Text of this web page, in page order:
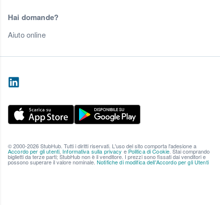
Hai domande?
Aiuto online
© 2000-2026 StubHub. Tutti i diritti riservati. L'uso del sito comporta l'adesione a
Accordo per gli utenti Informativa sulla privacy e Politica di Cookie . Stai comprando
biglietti da terze parti; StubHub non è il venditore. I prezzi sono fissati dai venditori e
possono superare il valore nominale. Notifiche di modifica dell'Accordo per gli Utenti